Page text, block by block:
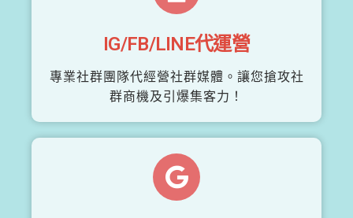
IG/FB/LINE代運營
專業社群團隊代經營社群媒體。讓您搶攻社
群商機及引爆集客力！